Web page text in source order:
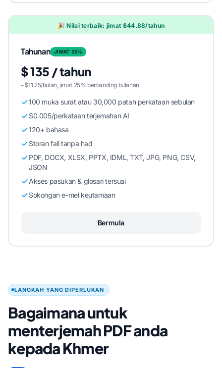
🎉 Nilai terbaik: jimat $44.88/tahun
Tahunan JIMAT 25%
$ 135 / tahun
~$11.25/bulan, jimat 25% berbanding bulanan
100 muka surat atau 30,000 patah perkataan sebulan
$0.005/perkataan terjemahan AI
120+ bahasa
Storan fail tanpa had
PDF, DOCX, XLSX, PPTX, IDML, TXT, JPG, PNG, CSV,
JSON
Akses pasukan & glosari tersuai
Sokongan e-mel keutamaan
Bermula
LANGKAH YANG DIPERLUKAN
Bagaimana untuk
menterjemah PDF anda
kepada Khmer